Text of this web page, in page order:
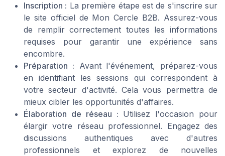
Inscription : La première étape est de s'inscrire sur
le site officiel de Mon Cercle B2B. Assurez-vous
de remplir correctement toutes les informations
requises pour garantir une expérience sans
encombre.
Préparation : Avant l'événement, préparez-vous
en identifiant les sessions qui correspondent à
votre secteur d'activité. Cela vous permettra de
mieux cibler les opportunités d'affaires.
Élaboration de réseau : Utilisez l'occasion pour
élargir votre réseau professionnel. Engagez des
discussions authentiques avec d'autres
professionnels et explorez de nouvelles